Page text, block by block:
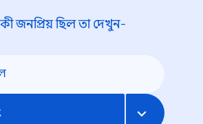
জনপ্রিয় ছিল তা দেখুন-